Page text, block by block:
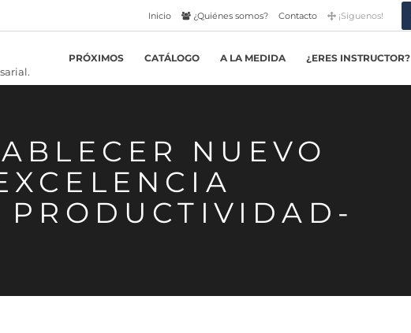
Inicio ¿Quiénes somos? Contacto ¡Siguenos!
PRÓXIMOS CATÁLOGO A LA MEDIDA ¿ERES INSTRUCTOR?
NUEVO